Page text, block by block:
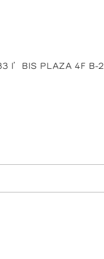
33 I’BIS PLAZA 4F B-2